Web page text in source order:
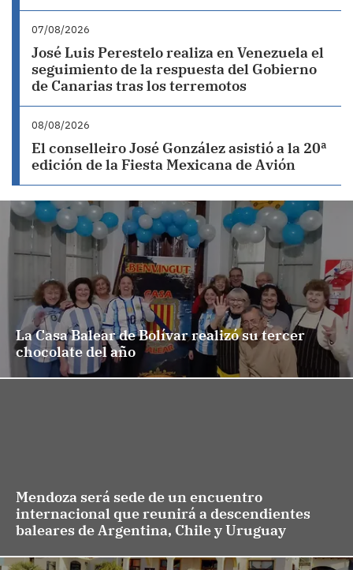
07/08/2026
José Luis Perestelo realiza en Venezuela el
seguimiento de la respuesta del Gobierno
de Canarias tras los terremotos
08/08/2026
El conselleiro José González asistió a la 20ª
edición de la Fiesta Mexicana de Avión
La Casa Balear de Bolívar realizó su tercer
chocolate del año
Mendoza será sede de un encuentro
internacional que reunirá a descendientes
baleares de Argentina, Chile y Uruguay